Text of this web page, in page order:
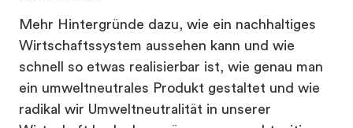
Mehr Hintergründe dazu, wie ein nachhaltiges
Wirtschaftssystem aussehen kann und wie
schnell so etwas realisierbar ist, wie genau man
ein umweltneutrales Produkt gestaltet und wie
radikal wir Umweltneutralität in unserer